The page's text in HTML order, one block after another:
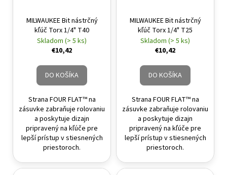
MILWAUKEE Bit nástrčný
kľúč Torx 1/4" T40
Skladom (> 5 ks)
€10,42
DO KOŠÍKA
Strana FOUR FLAT™ na
zásuvke zabraňuje rolovaniu
a poskytuje dizajn
pripravený na kľúče pre
lepší prístup v stiesnených
priestoroch.
MILWAUKEE Bit nástrčný
kľúč Torx 1/4" T25
Skladom (> 5 ks)
€10,42
DO KOŠÍKA
Strana FOUR FLAT™ na
zásuvke zabraňuje rolovaniu
a poskytuje dizajn
pripravený na kľúče pre
lepší prístup v stiesnených
priestoroch.